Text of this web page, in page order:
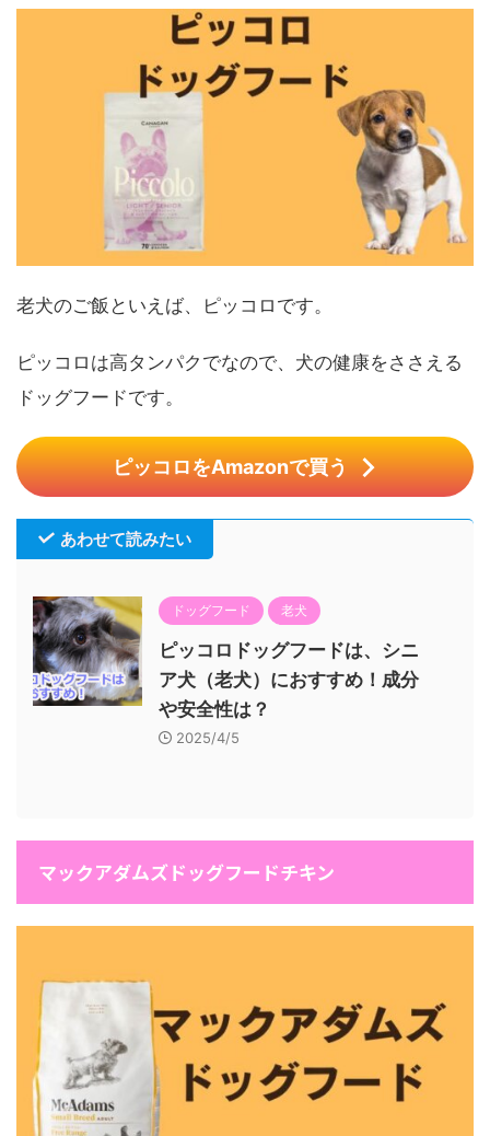
老犬のご飯といえば、ピッコロです。
ピッコロは高タンパクでなので、犬の健康をささえる
ドッグフードです。
ピッコロをAmazonで買う
あわせて読みたい
ドッグフード 老犬
ピッコロドッグフードは、シニ
ア犬（老犬）におすすめ！成分
や安全性は？
2025/4/5
マックアダムズドッグフードチキン